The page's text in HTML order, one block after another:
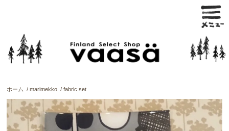
ホーム /marimekko /fabric set